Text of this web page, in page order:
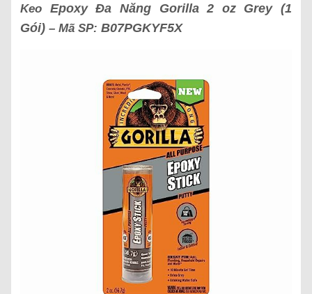
Keo Epoxy Đa Năng Gorilla 2 oz Grey (1
Gói) – Mã SP: B07PGKYF5X